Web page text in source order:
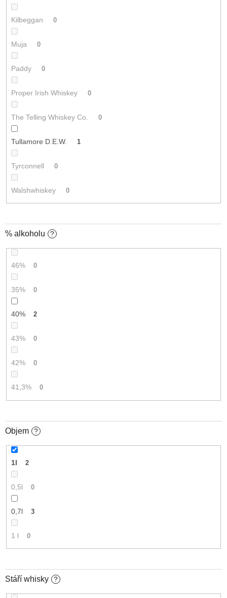
Kilbeggan 0
Muja 0
Paddy 0
Proper Irish Whiskey 0
The Telling Whiskey Co. 0
Tullamore D.E.W. 1
Tyrconnell 0
Walshwhiskey 0
% alkoholu ?
46% 0
35% 0
40% 2
43% 0
42% 0
41,3% 0
Objem ?
1l 2
0,5l 0
0,7l 3
1 l 0
Stáří whisky ?